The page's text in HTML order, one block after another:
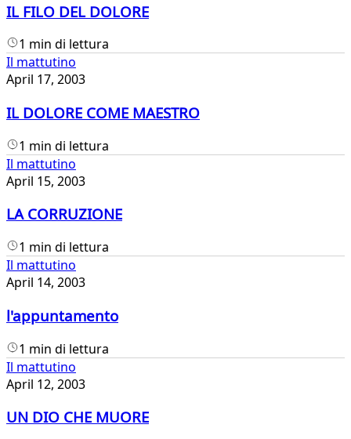
IL FILO DEL DOLORE
1 min di lettura
Il mattutino
April 17, 2003
IL DOLORE COME MAESTRO
1 min di lettura
Il mattutino
April 15, 2003
LA CORRUZIONE
1 min di lettura
Il mattutino
April 14, 2003
l'appuntamento
1 min di lettura
Il mattutino
April 12, 2003
UN DIO CHE MUORE